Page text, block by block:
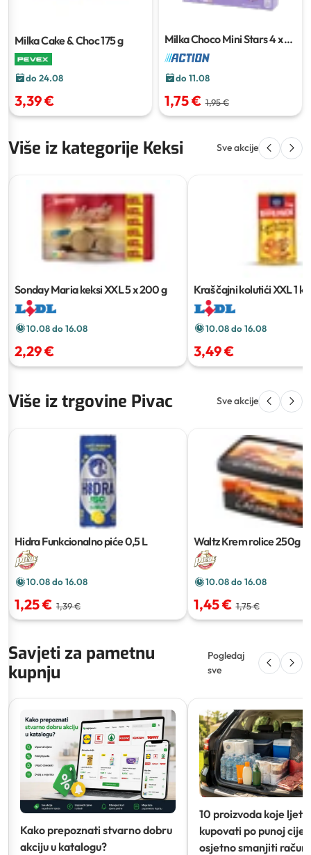
Milka Cake & Choc175 g
do 24.08
3,39 €
Milka Choco Mini Stars4 x 6
komada
do 11.08
1,75 € 1,95 €
Više iz kategorije Keksi Sve akcije
Sonday Maria keksi XXL5 x 200 g
10.08 do 16.08
2,29 €
Kraš čajni kolutići XXL1 kg
10.08 do 16.08
3,49 €
Više iz trgovine Pivac Sve akcije
Hidra Funkcionalno piće0,5 L
10.08 do 16.08
1,25 € 1,39 €
Waltz Krem rolice250g
10.08 do 16.08
1,45 € 1,75 €
Savjeti za pametnu
kupnju
Pogledaj
sve
Kako prepoznati stvarno dobru
akciju u katalogu?
10 proizvoda koje ljeti
kupovati po punoj
osjetno smanjiti račun)